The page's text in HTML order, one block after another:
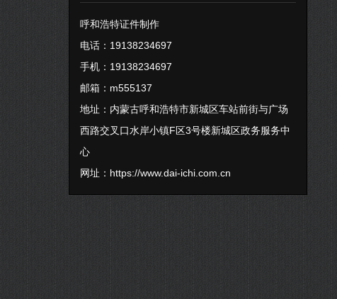
呼和浩特证件制作
电话：19138234697
手机：19138234697
邮箱：m555137
地址：内蒙古呼和浩特市新城区车站前街与广场
西路交叉口水岸小镇F区3号楼新城区政务服务中
心
网址： https://www.dai-ichi.com.cn